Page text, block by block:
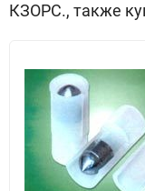
КЗОРС., также